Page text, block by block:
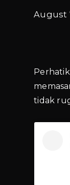
August
tidak